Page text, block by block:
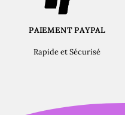
PAIEMENT PAYPAL
Rapide et Sécurisé